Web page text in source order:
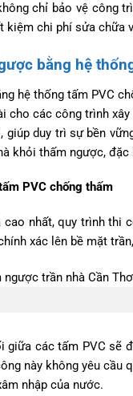
chỉ bảo vệ công
kiệm chi phí sửa chữa
bằng hệ
hệ thống tấm PVC
cho các công trình
giúp duy trì sự bền
khỏi thấm ngược,
PVC chống thấm
nhất, quy trình thi
xác lên bề mặt
giữa các tấm PVC sẽ
này không yêu
nhập của nước.